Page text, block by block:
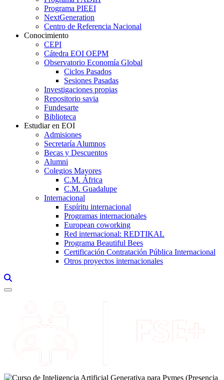
Programa PIEEI
NextGeneration
Centro de Referencia Nacional
Conocimiento
CEPI
Cátedra EOI OEPM
Observatorio Economía Global
Ciclos Pasados
Sesiones Pasadas
Investigaciones propias
Repositorio savia
Fundesarte
Biblioteca
Estudiar en EOI
Admisiones
Secretaría Alumnos
Becas y Descuentos
Alumni
Colegios Mayores
C.M. África
C.M. Guadalupe
Internacional
Espíritu internacional
Programas internacionales
European coworking
Red internacional: REDTIKAL
Programa Beautiful Bees
Certificación Contratación Pública Internacional
Otros proyectos internacionales